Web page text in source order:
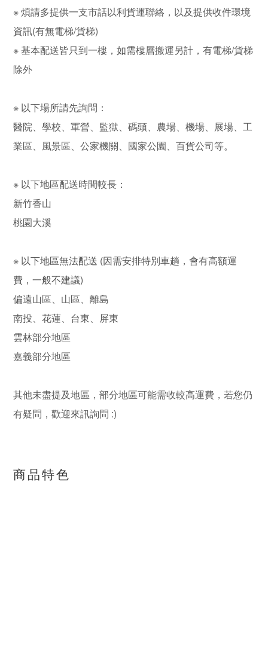
※ 煩請多提供一支市話以利貨運聯絡，以及提供收件環境
資訊(有無電梯/貨梯)
※ 基本配送皆只到一樓，如需樓層搬運另計，有電梯/貨梯
除外
※ 以下場所請先詢問：
醫院、學校、軍營、監獄、碼頭、農場、機場、展場、工
業區、風景區、公家機關、國家公園、百貨公司等。
※ 以下地區配送時間較長：
新竹香山
桃園大溪
※ 以下地區無法配送 (因需安排特別車趟，會有高額運
費，一般不建議)
偏遠山區、山區、離島
南投、花蓮、台東、屏東
雲林部分地區
嘉義部分地區
其他未盡提及地區，部分地區可能需收較高運費，若您仍
有疑問，歡迎來訊詢問 :)
商品特色